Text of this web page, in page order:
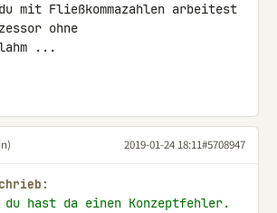
mit Fließkommazahlen arbeitest
ohne
...
2019-01-24 18:11#5708947
hast da einen Konzeptfehler.